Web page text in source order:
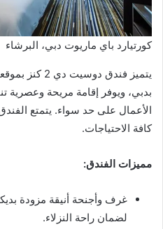
كورتيارد باي ماريوت دبي، البرشاء
يتميز فندق
بدبي، ويوفر إقامة مريحة وعصرية
الأعمال على حد سواء. يتمتع
كافة الاحتياجات.
مميزات الفندق:
غرف وأجنحة أنيقة مزودة
لضمان راحة النزلاء.